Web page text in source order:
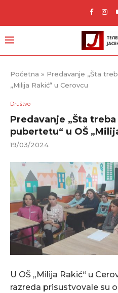
Početna » Predavanje „Šta
„Milija Rakić“ u Cerovcu
Društvo
Predavanje „Šta
pubertetu“ u OŠ
19/03/2024
U OŠ „Milija Rakić“ u
razreda prisustvovale su